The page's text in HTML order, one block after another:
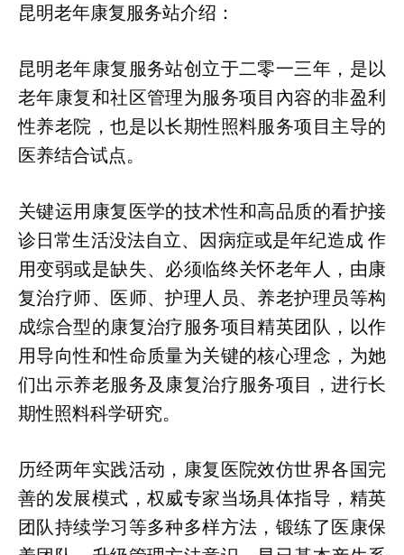
昆明老年康复服务站介绍：
昆明老年康复服务站创立于二零一三年，是以
老年康复和社区管理为服务项目內容的非盈利
性养老院，也是以长期性照料服务项目主导的
医养结合试点。
关键运用康复医学的技术性和高品质的看护接
诊日常生活没法自立、因病症或是年纪造成 作
用变弱或是缺失、必须临终关怀老年人，由康
复治疗师、医师、护理人员、养老护理员等构
成综合型的康复治疗服务项目精英团队，以作
用导向性和性命质量为关键的核心理念，为她
们出示养老服务及康复治疗服务项目，进行长
期性照料科学研究。
历经两年实践活动，康复医院效仿世界各国完
善的发展模式，权威专家当场具体指导，精英
团队持续学习等多种多样方法，锻练了医康保